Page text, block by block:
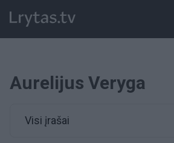
Aurelijus Veryga
Visi įrašai